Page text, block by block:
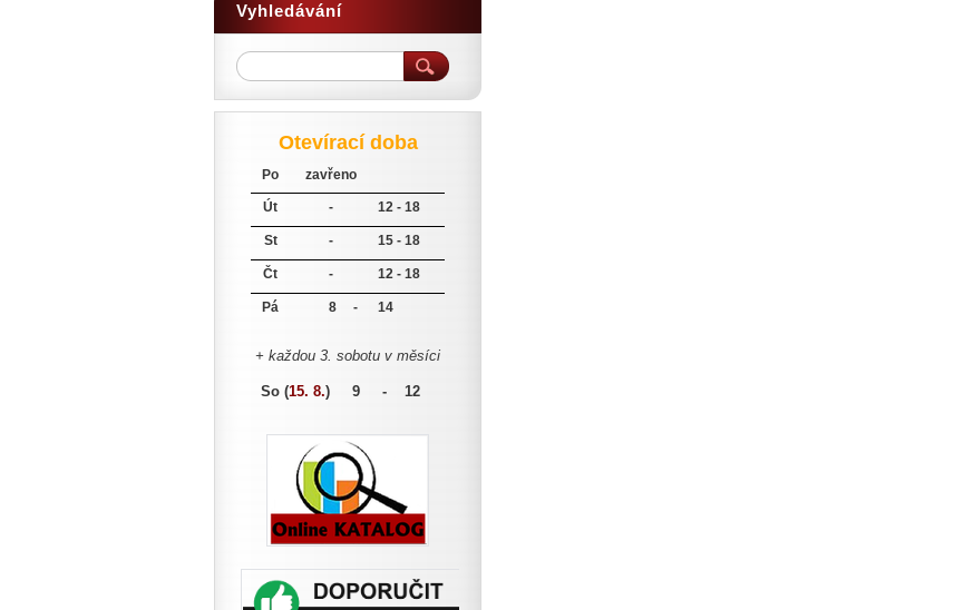
Vyhledávání
Otevírací doba
Po zavřeno
Út - 12 - 18
St - 15 - 18
Čt - 12 - 18
Pá 8 - 14
+ každou 3. sobotu v měsíci
So (15. 8.) 9 - 12